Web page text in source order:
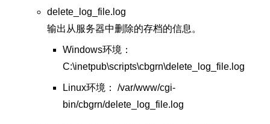
delete_log_file.log
输出从服务器中删除的存档的信息。
Windows环境：
C:\inetpub\scripts\cbgrn\delete_log_file.log
Linux环境： /var/www/cgi-
bin/cbgrn/delete_log_file.log